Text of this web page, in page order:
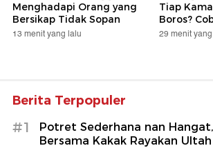
Menghadapi Orang yang
Bersikap Tidak Sopan
13 menit yang lalu
Tiap
Boros?
29 menit
Berita Terpopuler
#1
Potret Sederhana nan
Bersama Kakak Rayakan